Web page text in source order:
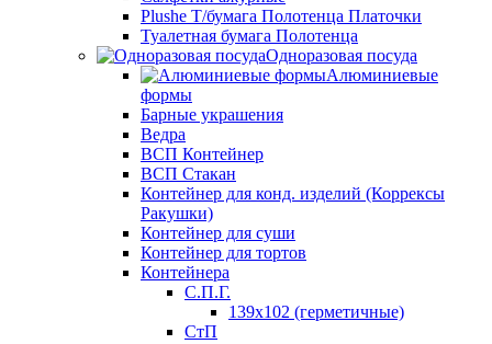
Plushe Т/бумага Полотенца Платочки
Туалетная бумага Полотенца
Одноразовая посуда
Алюминиевые
формы
Барные украшения
Ведра
ВСП Контейнер
ВСП Стакан
Контейнер для конд. изделий (Коррексы
Ракушки)
Контейнер для суши
Контейнер для тортов
Контейнера
С.П.Г.
139х102 (герметичные)
СтП